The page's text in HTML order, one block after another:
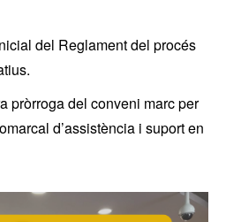
del Reglament del procés
pròrroga del conveni marc per
d’assistència i suport en